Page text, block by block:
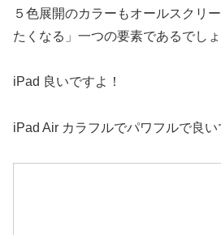
５色展開のカラーもオールスクリ
たくなる」一つの要素であるでしょ
iPad 良いですよ！
iPad Air カラフルでパワフルで良い